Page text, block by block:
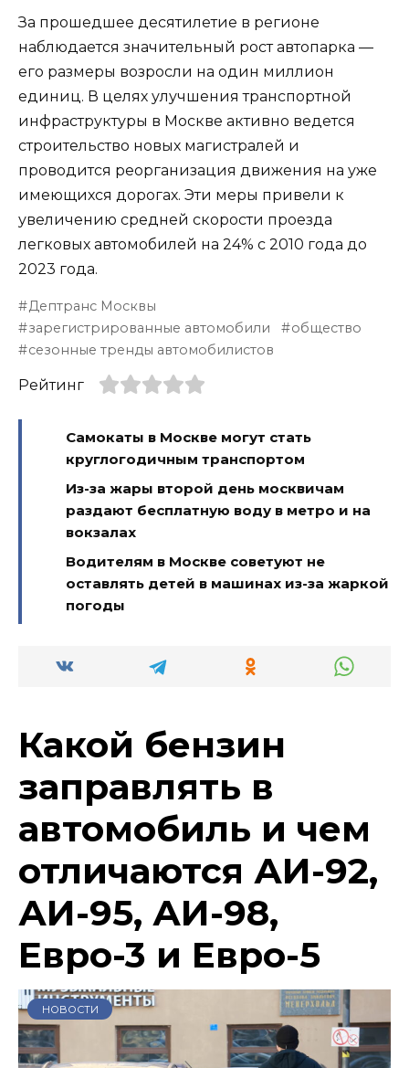
За прошедшее десятилетие в регионе
наблюдается значительный рост автопарка —
его размеры возросли на один миллион
единиц. В целях улучшения транспортной
инфраструктуры в Москве активно ведется
строительство новых магистралей и
проводится реорганизация движения на уже
имеющихся дорогах. Эти меры привели к
увеличению средней скорости проезда
легковых автомобилей на 24% с 2010 года до
2023 года.
Дептранс Москвы
зарегистрированные автомобили
общество
сезонные тренды автомобилистов
Рейтинг
Самокаты в Москве могут стать
круглогодичным транспортом
Из-за жары второй день москвичам
раздают бесплатную воду в метро и на
вокзалах
Водителям в Москве советуют не
оставлять детей в машинах из-за жаркой
погоды
Какой бензин
заправлять в
автомобиль и чем
отличаются АИ-92,
АИ-95, АИ-98,
Евро-3 и Евро-5
НОВОСТИ